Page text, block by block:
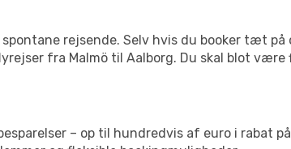
rejsende. Selv hvis du booker tæt
fra Malmö til Aalborg. Du skal blot
– op til hundredvis af euro i rabat